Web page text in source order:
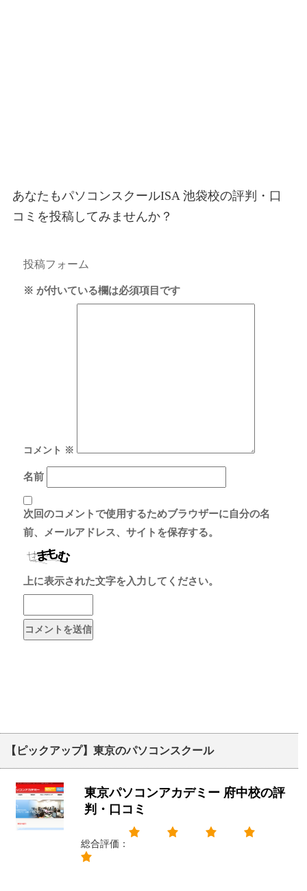
あなたもパソコンスクールISA 池袋校の評判・口
コミを投稿してみませんか？
投稿フォーム
※ が付いている欄は必須項目です
コメント ※
名前
次回のコメントで使用するためブラウザーに自分の名
前、メールアドレス、サイトを保存する。
上に表示された文字を入力してください。
【ピックアップ】東京のパソコンスクール
東京パソコンアカデミー 府中校の評
判・口コミ
総合評価：